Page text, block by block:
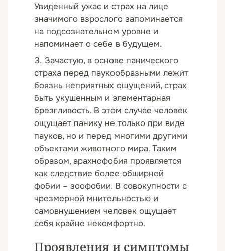
Увиденный ужас и страх на лице
значимого взрослого запоминается
на подсознательном уровне и
напоминает о себе в будущем.
Зачастую, в основе панического
страха перед паукообразными лежит
боязнь неприятных ощущений, страх
быть укушенным и элементарная
брезгливость. В этом случае человек
ощущает панику не только при виде
пауков, но и перед многими другими
объектами животного мира. Таким
образом, арахнофобия проявляется
как следствие более обширной
фобии – зоофобии. В совокупности с
чрезмерной мнительностью и
самовнушением человек ощущает
себя крайне некомфортно.
Проявления и симптомы